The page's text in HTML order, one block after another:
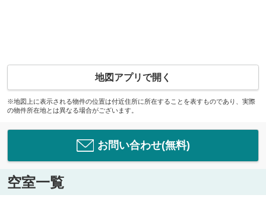
地図アプリで開く
※地図上に表示される物件の位置は付近住所に所在することを表すものであり、実際
の物件所在地とは異なる場合がございます。
お問い合わせ(無料)
空室一覧